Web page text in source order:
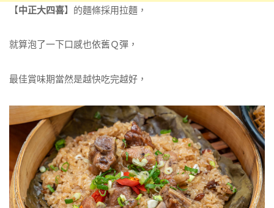
【中正大四喜】的麵條採用拉麵，
就算泡了一下口感也依舊Ｑ彈，
最佳賞味期當然是越快吃完越好，